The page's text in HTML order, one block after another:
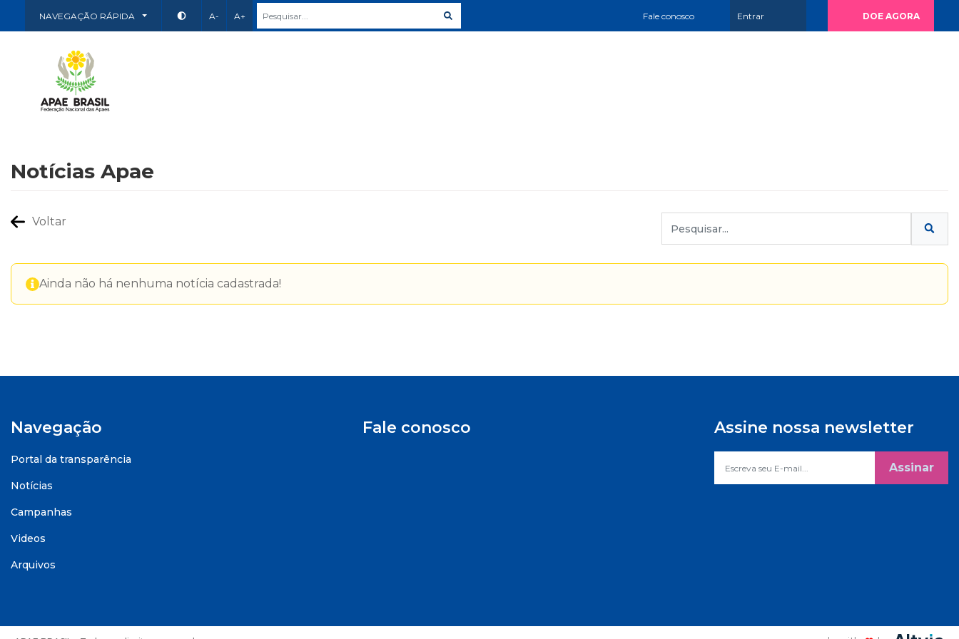
NAVEGAÇÃO RÁPIDA A- A+ Fale conosco Entrar DOE AGORA
Notícias Apae
Voltar
Ainda não há nenhuma notícia cadastrada!
Navegação
Portal da transparência
Notícias
Campanhas
Videos
Arquivos
Fale conosco Assine nossa newsletter
Assinar